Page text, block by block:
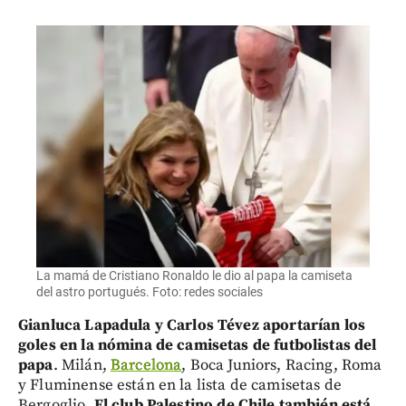
La mamá de Cristiano Ronaldo le dio al papa la camiseta
del astro portugués. Foto: redes sociales
Gianluca Lapadula y Carlos Tévez aportarían los
goles en la nómina de camisetas de futbolistas del
papa. Milán, Barcelona, Boca Juniors, Racing, Roma
y Fluminense están en la lista de camisetas de